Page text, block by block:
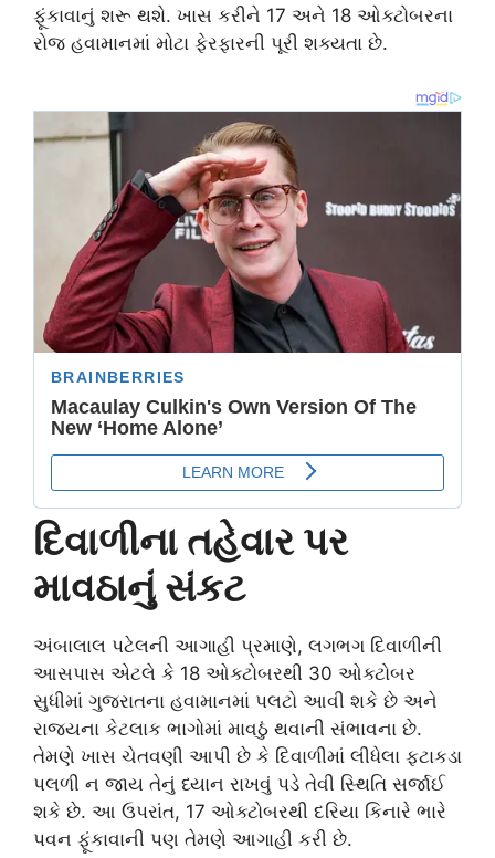
ફૂંકાવાનું શરૂ થશે. ખાસ કરીને 17 અને 18 ઓક્ટોબરના
રોજ હવામાનમાં મોટા ફેરફારની પૂરી શક્યતા છે.
દિવાળીના તહેવાર પર
માવઠાનું સંકટ
અંબાલાલ પટેલની આગાહી પ્રમાણે, લગભગ દિવાળીની
આસપાસ એટલે કે 18 ઓક્ટોબરથી 30 ઓક્ટોબર
સુધીમાં ગુજરાતના હવામાનમાં પલટો આવી શકે છે અને
રાજ્યના કેટલાક ભાગોમાં માવઠું થવાની સંભાવના છે.
તેમણે ખાસ ચેતવણી આપી છે કે દિવાળીમાં લીધેલા ફટાકડા
પલળી ન જાય તેનું ધ્યાન રાખવું પડે તેવી સ્થિતિ સર્જાઈ
શકે છે. આ ઉપરાંત, 17 ઓક્ટોબરથી દરિયા કિનારે ભારે
પવન ફૂંકાવાની પણ તેમણે આગાહી કરી છે.